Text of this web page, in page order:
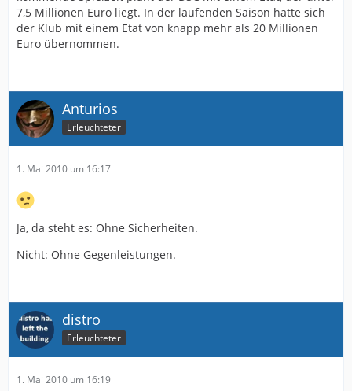
7,5 Millionen Euro liegt. In der laufenden Saison hatte sich
der Klub mit einem Etat von knapp mehr als 20 Millionen
Euro übernommen.
Anturios
Erleuchteter
1. Mai 2010 um 16:17
Ja, da steht es: Ohne Sicherheiten.
Nicht: Ohne Gegenleistungen.
distro
Erleuchteter
1. Mai 2010 um 16:19